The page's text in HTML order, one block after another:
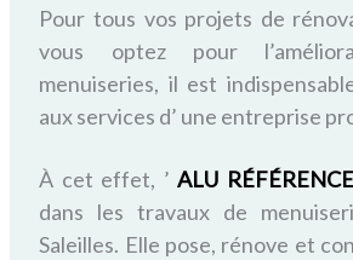
Pour tous vos projets de
vous optez pour
menuiseries, il est
aux services d’ une entreprise
À cet effet, ’ALU RÉFÉRENCE
dans les travaux de
Saleilles. Elle pose, rénove et